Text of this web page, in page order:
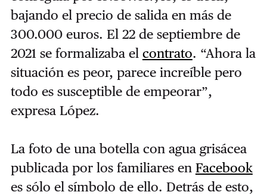
bajando el precio de salida en más de
300.000 euros. El 22 de septiembre de
2021 se formalizaba el contrato. “Ahora la
situación es peor, parece increíble pero
todo es susceptible de empeorar”,
expresa López.
La foto de una botella con agua grisácea
publicada por los familiares en Facebook
es sólo el símbolo de ello. Detrás de esto,